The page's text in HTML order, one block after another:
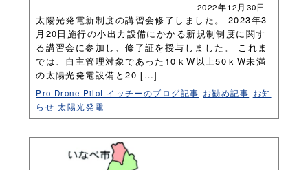
2022年12月30日
太陽光発電新制度の講習会修了しました。 2023年3
月20日施行の小出力設備にかかる新規制制度に関す
る講習会に参加し、修了証を授与しました。 これま
では、自主管理対象であった10ｋW以上50ｋW未満
の太陽光発電設備と20 […]
Pro Drone Pilot イッチーのブログ記事 お勧め記事 お知
らせ 太陽光発電